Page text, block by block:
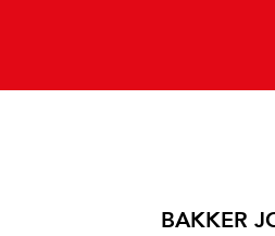
BAKKER